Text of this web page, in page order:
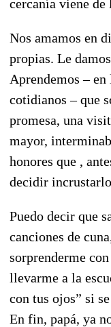
cercanía viene de
Nos amamos en
propias. Le
Aprendemos –
cotidianos – que
promesa, una
mayor,
honores que ,
decidir
Puedo decir que
canciones de
sorprenderme
llevarme a la
con tus ojos” si
En fin, papá, ya